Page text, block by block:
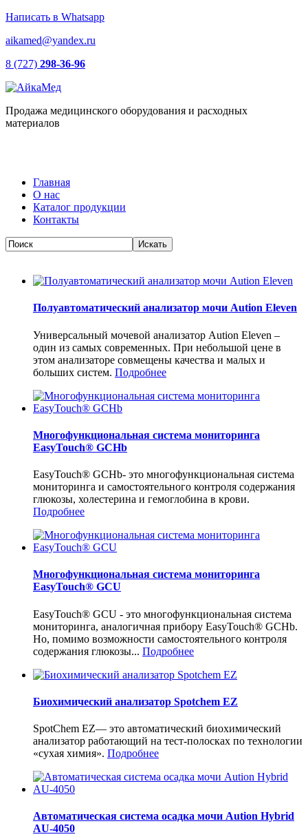
Написать в Whatsapp
aikamed@yandex.ru
8 (727) 298-36-96
Продажа медицинского оборудования и расходных
материалов
Главная
О нас
Каталог продукции
Контакты
Полуавтоматический анализатор мочи Aution Eleven
Универсальный мочевой анализатор Aution Eleven –
один из самых современных. При небольшой цене в
этом анализаторе совмещены качества и малых и
больших систем. Подробнее
Многофункциональная система мониторинга
EasyTouch® GCHb
EasyTouch® GCHb- это многофункциональная система
мониторинга и самостоятельного контроля содержания
глюкозы, холестерина и гемоглобина в крови.
Подробнее
Многофункциональная система мониторинга
EasyTouch® GCU
EasyTouch® GCU - это многофункциональная система
мониторинга, аналогичная прибору EasyTouch® GCHb.
Но, помимо возможности самостоятельного контроля
содержания глюкозы... Подробнее
Биохимический анализатор Spotchem EZ
SpotChem EZ— это автоматический биохимический
анализатор работающий на тест-полосках по технологии
«сухая химия». Подробнее
Автоматическая система осадка мочи Aution Hybrid
AU-4050